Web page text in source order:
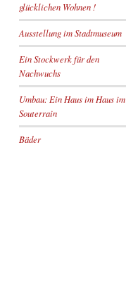
glücklichen Wohnen !
Ausstellung im Stadtmuseum
Ein Stockwerk für den
Nachwuchs
Umbau: Ein Haus im Haus im
Souterrain
Bäder